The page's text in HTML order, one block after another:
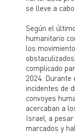
se lleve a
Según el
humanitario
los
complicado
2024. Durante
incidentes de
convoyes
acercaban a
Israel, a
marcados y